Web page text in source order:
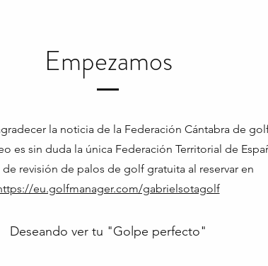
Empezamos
la noticia de la Federación Cántabra de
es sin duda la única Federación Territorial de
de revisión de palos de golf gratuita al reservar en
eu.golfmanager.com/gabrielsotagolf
Deseando ver tu "Golpe perfecto"